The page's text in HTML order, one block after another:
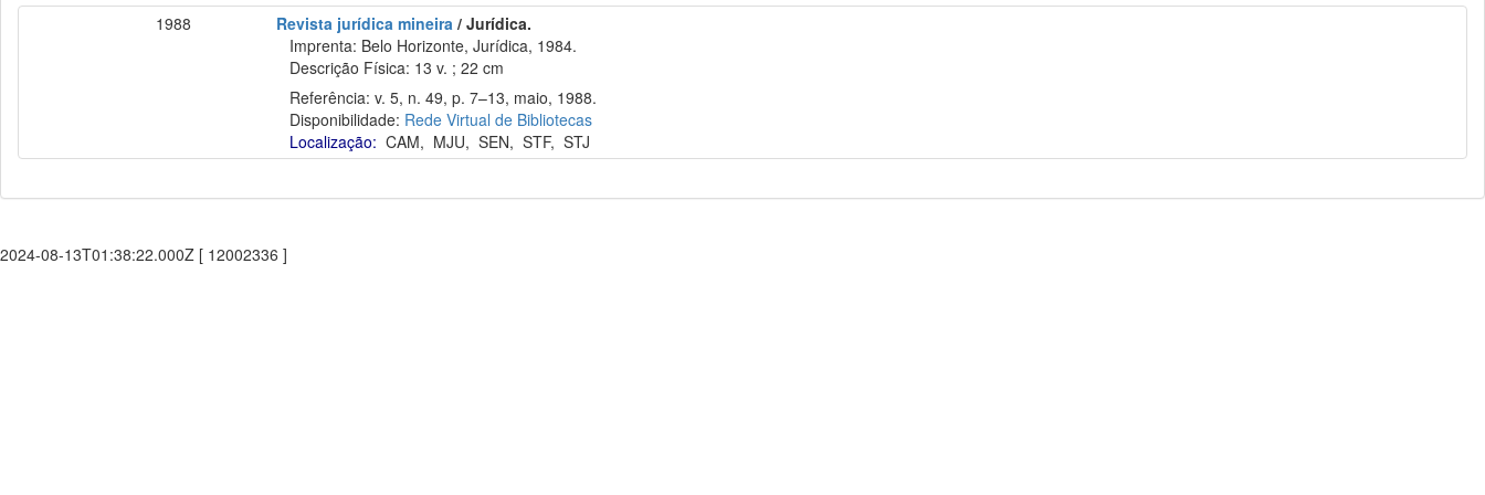
1988 Revista jurídica mineira / Jurídica.
Imprenta: Belo Horizonte, Jurídica, 1984.
Descrição Física: 13 v. ; 22 cm
Referência: v. 5, n. 49, p. 7–13, maio, 1988.
Disponibilidade: Rede Virtual de Bibliotecas
Localização: CAM, MJU,SEN,STF,STJ
2024-08-13T01:38:22.000Z [ 12002336 ]